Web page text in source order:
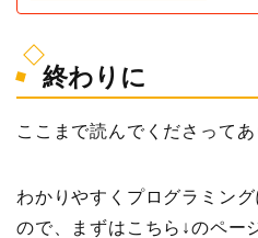
終わりに
ここまで読んでくださってあ
わかりやすくプログラミン
ので、まずはこちら↓のペー